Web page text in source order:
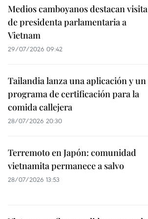
Medios camboyanos destacan visita
de presidenta parlamentaria a
Vietnam
29/07/2026 09:42
Tailandia lanza una aplicación y un
programa de certificación para la
comida callejera
28/07/2026 20:30
Terremoto en Japón: comunidad
vietnamita permanece a salvo
28/07/2026 13:53